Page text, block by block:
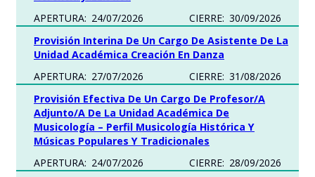
APERTURA: 24/07/2026 CIERRE: 30/09/2026
Provisión Interina De Un Cargo De Asistente De La
Unidad Académica Creación En Danza
APERTURA: 27/07/2026 CIERRE: 31/08/2026
Provisión Efectiva De Un Cargo De Profesor/a
Adjunto/a De La Unidad Académica De
Musicología – Perfil Musicología Histórica Y
Músicas Populares Y Tradicionales
APERTURA: 24/07/2026 CIERRE: 28/09/2026